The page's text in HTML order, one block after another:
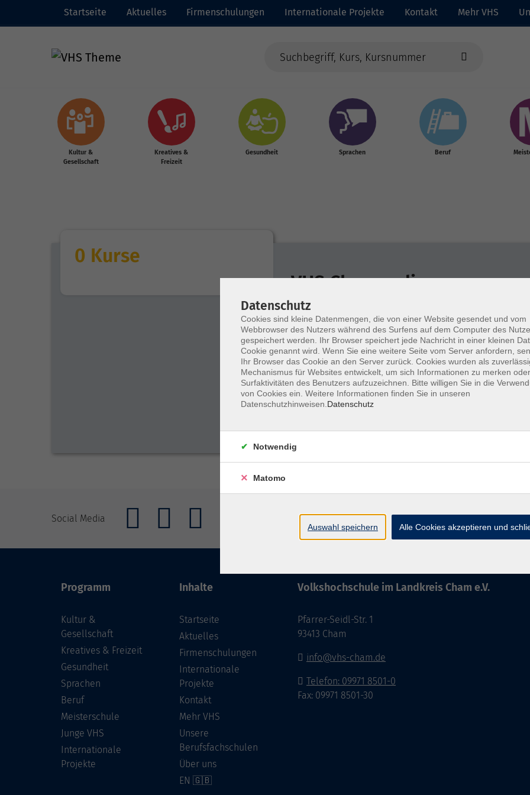
Startseite Aktuelles Firmenschulungen Internationale Projekte Kontakt Mehr VHS
Kultur &
Gesellschaft
Kreatives &
Freizeit
Gesundheit Sprachen Beruf
0 Kurse
VHS Cham online
Wochentage Tageszeit
nur buchbare nur beginnende
Keine passenden Kurse gefunden.
Social Media Barrierefreiheitserklärung AGB
Programm
Kultur &
Gesellschaft
Kreatives & Freizeit
Gesundheit
Sprachen
Beruf
Meisterschule
Junge VHS
Internationale
Projekte
Inhalte
Startseite
Aktuelles
Firmenschulungen
Internationale
Projekte
Kontakt
Mehr VHS
Unsere
Berufsfachschulen
Über uns
EN 🇬🇧
Volkshochschule im Landkreis Cham e.V.
Pfarrer-Seidl-Str. 1
93413 Cham
info@vhs-cham.de
Telefon: 09971 8501-0
Fax: 09971 8501-30
Datenschutz
Cookies sind kleine Datenmengen, die von einer Website gesendet und vom
Webbrowser des Nutzers während des Surfens auf dem Computer des
gespeichert werden. Ihr Browser speichert jede Nachricht in einer kleinen
Cookie genannt wird. Wenn Sie eine weitere Seite vom Server anfordern,
Ihr Browser das Cookie an den Server zurück. Cookies wurden als
Mechanismus für Websites entwickelt, um sich Informationen zu merken
Surfaktivitäten des Benutzers aufzuzeichnen. Bitte willigen Sie in die
von Cookies ein. Weitere Informationen finden Sie in unseren
Datenschutzhinweisen. Datenschutz
Notwendig
Matomo
Auswahl speichern Alle Cookies akzeptieren und